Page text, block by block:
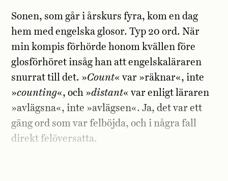
Sonen, som går i årskurs fyra, kom en dag
hem med engelska glosor. Typ 20 ord. När
min kompis förhörde honom kvällen före
glosförhöret insåg han att engelskaläraren
snurrat till det. »Count« var »räknar«, inte
»counting«, och »distant« var enligt läraren
»avlägsna«, inte »avlägsen«. Ja, det var ett
gäng ord som var felböjda, och i några fall
direkt felöversatta.